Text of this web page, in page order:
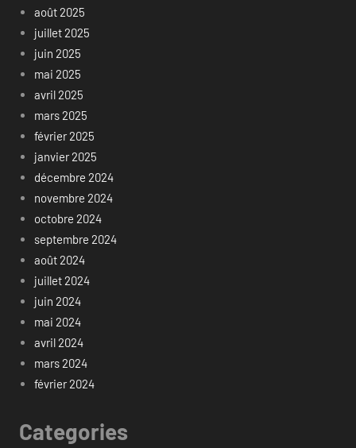
août 2025
juillet 2025
juin 2025
mai 2025
avril 2025
mars 2025
février 2025
janvier 2025
décembre 2024
novembre 2024
octobre 2024
septembre 2024
août 2024
juillet 2024
juin 2024
mai 2024
avril 2024
mars 2024
février 2024
Categories